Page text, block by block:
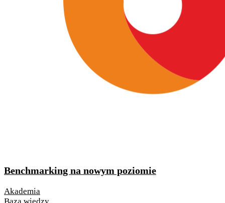
Benchmarking na nowym poziomie
Akademia
Baza wiedzy